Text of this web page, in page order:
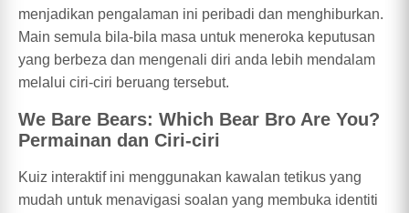
menjadikan pengalaman ini peribadi dan menghiburkan.
Main semula bila-bila masa untuk meneroka keputusan
yang berbeza dan mengenali diri anda lebih mendalam
melalui ciri-ciri beruang tersebut.
We Bare Bears: Which Bear Bro Are You?
Permainan dan Ciri-ciri
Kuiz interaktif ini menggunakan kawalan tetikus yang
mudah untuk menavigasi soalan yang membuka identiti